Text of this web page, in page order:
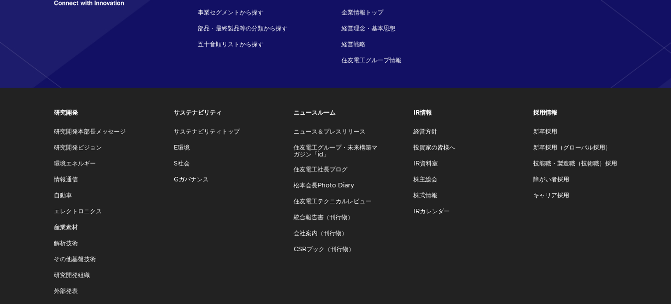
事業セグメントから探す
部品・最終製品等の分類から探す
五十音順リストから探す
企業情報トップ
経営理念・基本思想
経営戦略
住友電工グループ情報
研究開発
研究開発本部長メッセージ
研究開発ビジョン
環境エネルギー
情報通信
自動車
エレクトロニクス
産業素材
解析技術
その他基盤技術
研究開発組織
外部発表
サステナビリティ
サステナビリティトップ
E環境
S社会
Gガバナンス
ニュースルーム
ニュース＆プレスリリース
住友電工グループ・未来構築マ
ガジン「id」
住友電工社長ブログ
松本会長Photo Diary
住友電工テクニカルレビュー
統合報告書（刊行物）
会社案内（刊行物）
CSRブック（刊行物）
IR情報
経営方針
投資家の皆様へ
IR資料室
株主総会
株式情報
IRカレンダー
採用情報
新卒採用
新卒採用（グローバル採用）
技能職・製造職（技術職）採用
障がい者採用
キャリア採用